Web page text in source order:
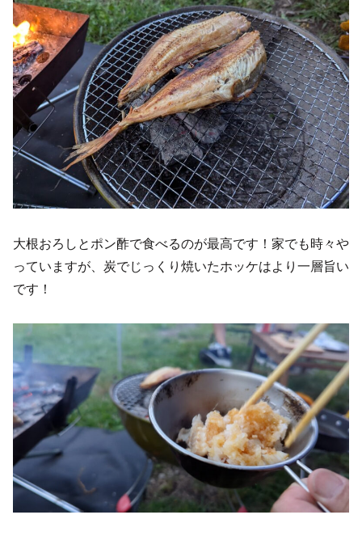
大根おろしとポン酢で食べるのが最高です！家でも時々や
っていますが、炭でじっくり焼いたホッケはより一層旨い
です！